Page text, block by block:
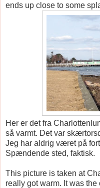
ends up close to some
Her er det fra
så varmt. Det var
Jeg har aldrig været på
Spændende sted, faktisk.
This picture is taken at
really got warm. It was